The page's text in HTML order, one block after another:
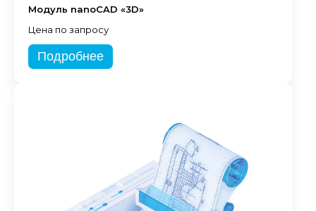
Модуль nanoCAD «3D»
Цена по запросу
Подробнее